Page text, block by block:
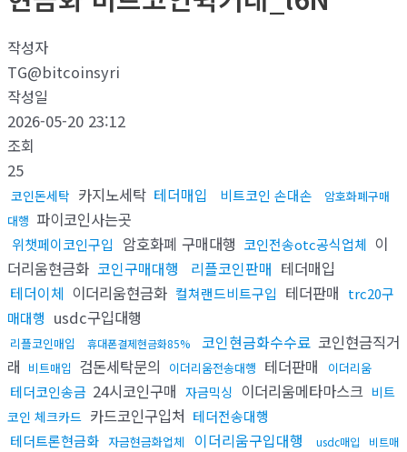
작성자
TG@bitcoinsyri
작성일
2026-05-20 23:12
조회
25
코인돈세탁 카지노세탁 테더매입 비트코인 손대손
암호화폐구매
대행 파이코인사는곳
위챗페이코인구입 암호화폐 구매대행 코인전송otc공식업체 이
더리움현금화 코인구매대행 리플코인판매 테더매입
테더이체 이더리움현금화 컬쳐랜드비트구입 테더판매 trc20구
매대행 usdc구입대행
리플코인매입 휴대폰결제현금화85% 코인현금화수수료 코인현금직거
래 비트매입 검돈세탁문의 이더리움전송대행 테더판매 이더리움
테더코인송금 24시코인구매 자금믹싱 이더리움메타마스크 비트
코인 체크카드 카드코인구입처 테더전송대행
테더트론현금화 자금현금화업체 이더리움구입대행 usdc매입
비트매